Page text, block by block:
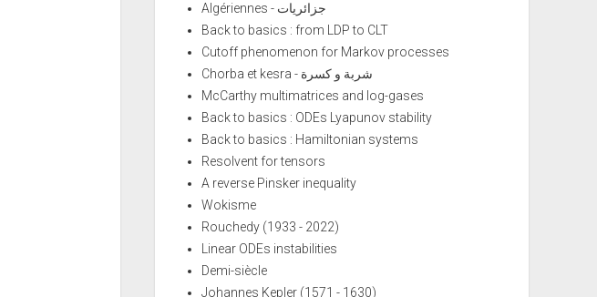
Algériennes - جزائريات
Back to basics : from LDP to CLT
Cutoff phenomenon for Markov processes
Chorba et kesra - شربة و كسرة
McCarthy multimatrices and log-gases
Back to basics : ODEs Lyapunov stability
Back to basics : Hamiltonian systems
Resolvent for tensors
A reverse Pinsker inequality
Wokisme
Rouchedy (1933 - 2022)
Linear ODEs instabilities
Demi-siècle
Johannes Kepler (1571 - 1630)